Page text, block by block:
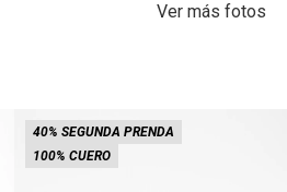
Ver más fotos
100% CUERO
40% SEGUNDA PRENDA